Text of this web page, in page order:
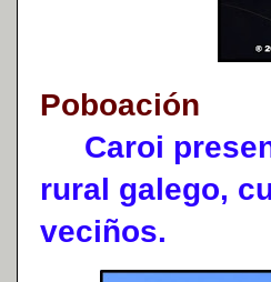
Poboación
Caroi
rural galego,
veciños.